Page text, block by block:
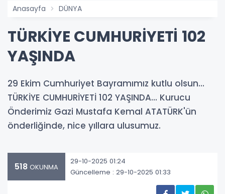
Anasayfa DÜNYA
TÜRKİYE CUMHURİYETİ 102
YAŞINDA
29 Ekim Cumhuriyet Bayramımız kutlu olsun...
TÜRKİYE CUMHURİYETİ 102 YAŞINDA... Kurucu
Önderimiz Gazi Mustafa Kemal ATATÜRK'ün
önderliğinde, nice yıllara ulusumuz.
518 OKUNMA
29-10-2025 01:24
Güncelleme : 29-10-2025 01:33